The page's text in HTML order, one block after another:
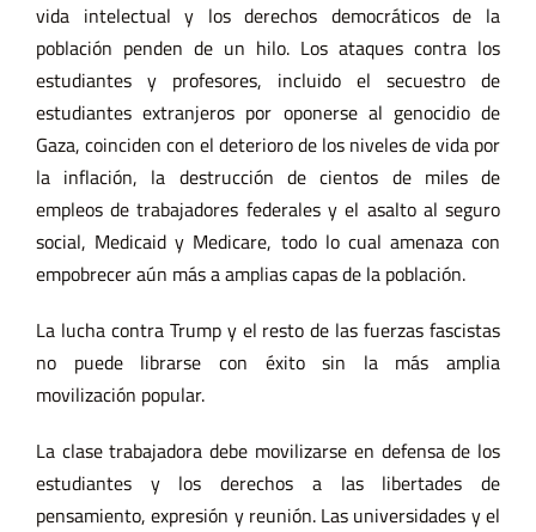
vida intelectual y los derechos democráticos de la
población penden de un hilo. Los ataques contra los
estudiantes y profesores, incluido el secuestro de
estudiantes extranjeros por oponerse al genocidio de
Gaza, coinciden con el deterioro de los niveles de vida por
la inflación, la destrucción de cientos de miles de
empleos de trabajadores federales y el asalto al seguro
social, Medicaid y Medicare, todo lo cual amenaza con
empobrecer aún más a amplias capas de la población.
La lucha contra Trump y el resto de las fuerzas fascistas
no puede librarse con éxito sin la más amplia
movilización popular.
La clase trabajadora debe movilizarse en defensa de los
estudiantes y los derechos a las libertades de
pensamiento, expresión y reunión. Las universidades y el